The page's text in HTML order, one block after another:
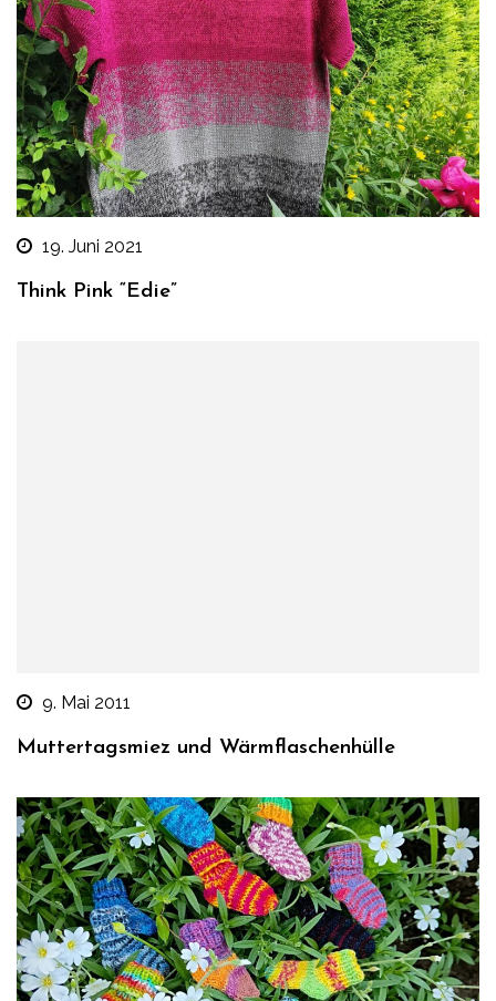
19. Juni 2021
Think Pink “Edie”
9. Mai 2011
Muttertagsmiez und Wärmflaschenhülle